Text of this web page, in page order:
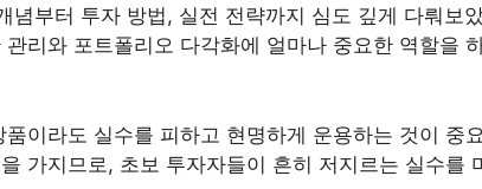
념부터 투자 방법, 실전 전략까지 심도 깊게 다뤄보
리와 포트폴리오 다각화에 얼마나 중요한 역할을
이라도 실수를 피하고 현명하게 운용하는 것이 중
가지므로, 초보 투자자들이 흔히 저지르는 실수를